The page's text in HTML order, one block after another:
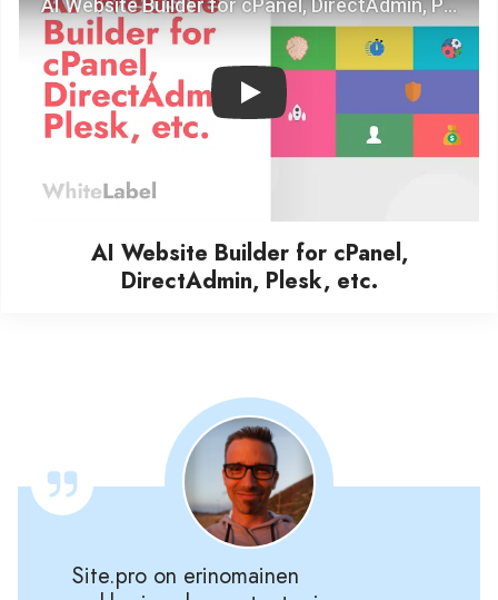
Play
AI Website Builder for cPanel,
DirectAdmin, Plesk, etc.
Site.pro on erinomainen